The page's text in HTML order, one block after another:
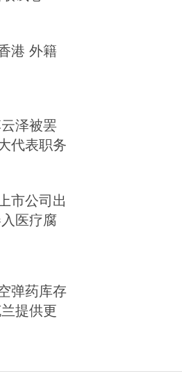
港 外籍
泽被罢
代表职务
市公司出
医疗腐
弹药库存
提供更